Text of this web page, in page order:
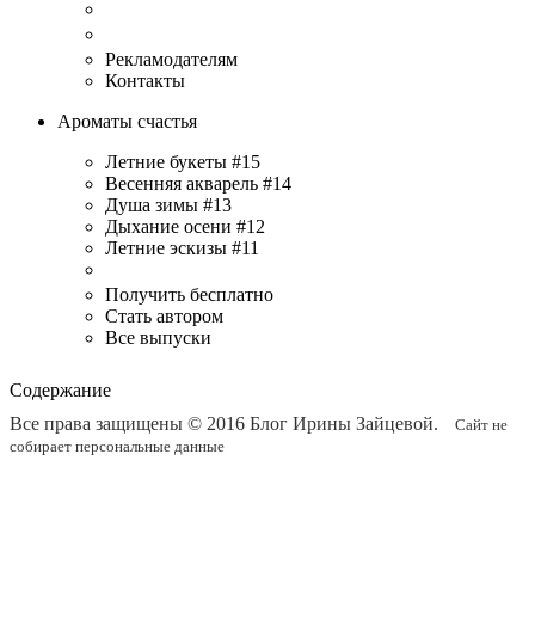
Рекламодателям
Контакты
Ароматы счастья
Летние букеты #15
Весенняя акварель #14
Душа зимы #13
Дыхание осени #12
Летние эскизы #11
Получить бесплатно
Стать автором
Все выпуски
Содержание
Все права защищены © 2016 Блог Ирины Зайцевой.
Сайт не
собирает персональные данные